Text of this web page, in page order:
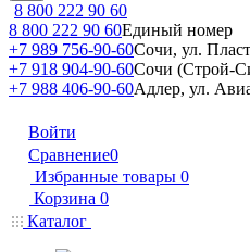
8 800 222 90 60
8 800 222 90 60Единый номер
+7 989 756-90-60Сочи, ул.
+7 918 904-90-60Сочи (Строй-
+7 988 406-90-60Адлер, ул.
Войти
Сравнение0
Избранные товары 0
Корзина 0
Каталог